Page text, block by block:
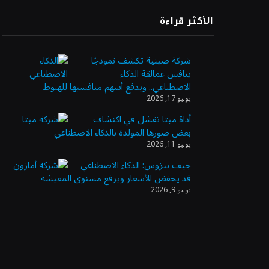
الأكثر قراءة
شركة صينية تكشف نموذجًا
ينافس عمالقة الذكاء
الاصطناعي.. ويدفع أسهم منافسيها للهبوط
يوليو 17, 2026
أداة ميتا تفشل في اكتشاف
بعض صورها المولدة بالذكاء الاصطناعي
يوليو 11, 2026
جيف بيزوس: الذكاء الاصطناعي
قد يخفض الأسعار ويرفع مستوى المعيشة
يوليو 9, 2026